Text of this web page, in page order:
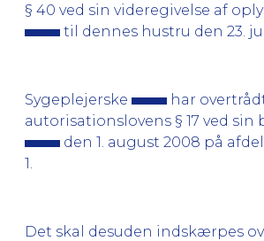
§ 40 ved sin videregivelse af
til dennes hustru den 23.
Sygeplejerske
har
autorisationslovens § 17 ved
den 1. august 2008 på
1.
Det skal desuden indskærpes